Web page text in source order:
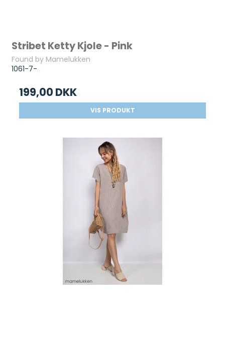
Stribet Ketty Kjole - Pink
Found by Mamelukken
1061-7-
199,00 DKK
VIS PRODUKT